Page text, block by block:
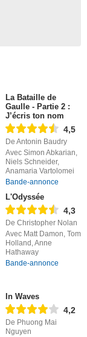
La Bataille de
Gaulle - Partie 2 :
J’écris ton nom
4,5
De Antonin Baudry
Avec Simon Abkarian,
Niels Schneider,
Anamaria Vartolomei
Bande-annonce
L'Odyssée
4,3
De Christopher Nolan
Avec Matt Damon, Tom
Holland, Anne
Hathaway
Bande-annonce
In Waves
4,2
De Phuong Mai
Nguyen